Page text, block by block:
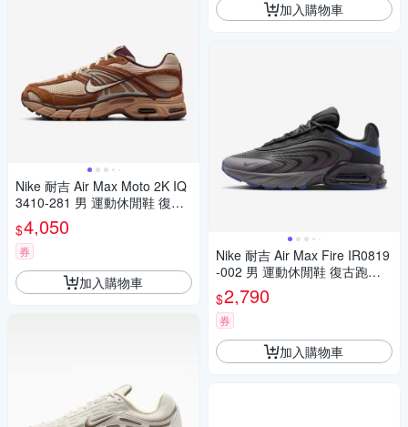
Nike 耐吉 Air Max Moto 2K IQ
3410-281 男 運動休閒鞋 復古
鞋 緩震 舒適 棕
$4,050
券
加入購物車
加入購物車
Nike 耐吉 Air Max Fire IR0819
-002 男 運動休閒鞋 復古跑鞋
緩震 黑灰 藍
$2,790
券
加入購物車